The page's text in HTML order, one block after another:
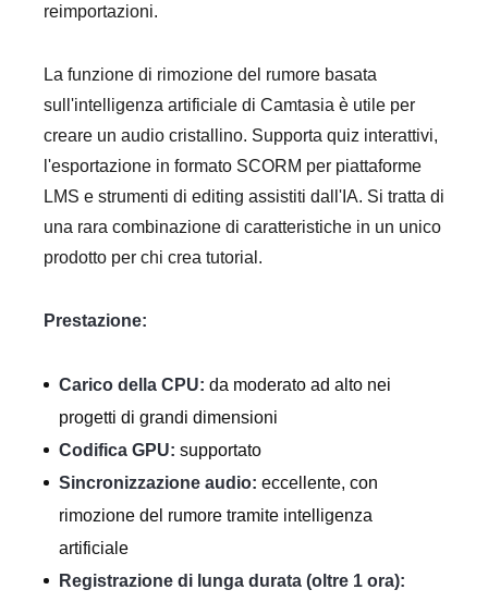
reimportazioni.
La funzione di rimozione del rumore basata
sull'intelligenza artificiale di Camtasia è utile per
creare un audio cristallino. Supporta quiz interattivi,
l'esportazione in formato SCORM per piattaforme
LMS e strumenti di editing assistiti dall'IA. Si tratta di
una rara combinazione di caratteristiche in un unico
prodotto per chi crea tutorial.
Prestazione:
Carico della CPU: da moderato ad alto nei
progetti di grandi dimensioni
Codifica GPU: supportato
Sincronizzazione audio: eccellente, con
rimozione del rumore tramite intelligenza
artificiale
Registrazione di lunga durata (oltre 1 ora):